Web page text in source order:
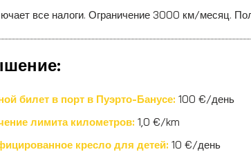
все налоги. Ограничение 3000 км/месяц.
билет в порт в Пуэрто-Банусе: 100 €/день
лимита километров: 1,0 €/km
кресло для детей: 10 €/день